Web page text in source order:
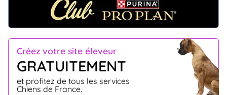
Créez votre site éleveur
GRATUITEMENT
et profitez de tous les services
Chiens de France.